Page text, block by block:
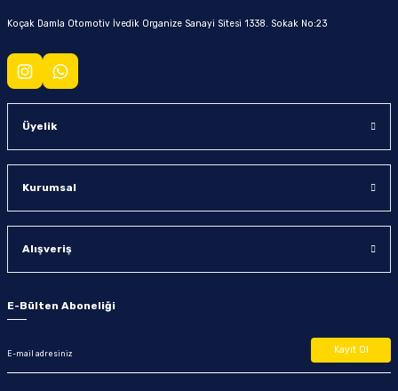
Koçak Damla Otomotiv İvedik Organize Sanayi Sitesi 1338. Sokak No:23
Üyelik
Kurumsal
Alışveriş
E-Bülten Aboneliği
Kayıt Ol